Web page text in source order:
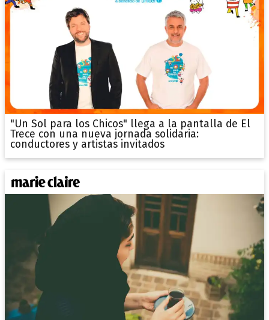
"Un Sol para los Chicos" llega a la pantalla de El
Trece con una nueva jornada solidaria:
conductores y artistas invitados